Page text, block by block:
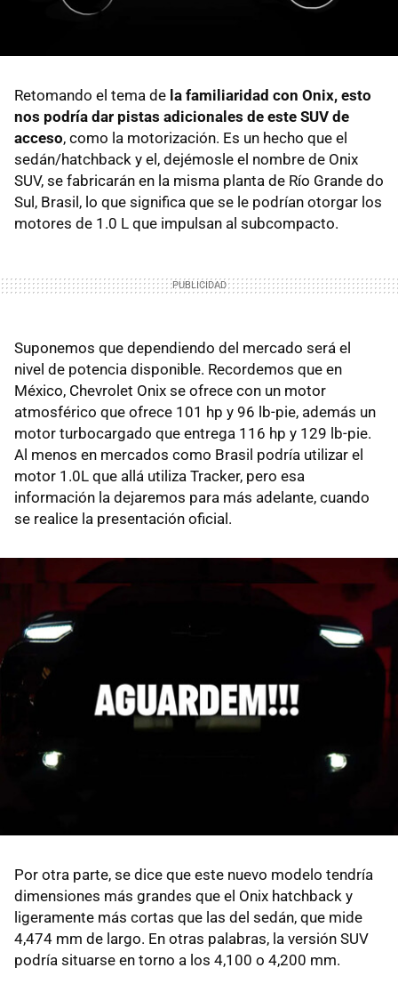
Retomando el tema de la familiaridad con Onix, esto
nos podría dar pistas adicionales de este SUV de
acceso, como la motorización. Es un hecho que el
sedán/hatchback y el, dejémosle el nombre de Onix
SUV, se fabricarán en la misma planta de Río Grande do
Sul, Brasil, lo que significa que se le podrían otorgar los
motores de 1.0 L que impulsan al subcompacto.
Suponemos que dependiendo del mercado será el
nivel de potencia disponible. Recordemos que en
México, Chevrolet Onix se ofrece con un motor
atmosférico que ofrece 101 hp y 96 lb-pie, además un
motor turbocargado que entrega 116 hp y 129 lb-pie.
Al menos en mercados como Brasil podría utilizar el
motor 1.0L que allá utiliza Tracker, pero esa
información la dejaremos para más adelante, cuando
se realice la presentación oficial.
Por otra parte, se dice que este nuevo modelo tendría
dimensiones más grandes que el Onix hatchback y
ligeramente más cortas que las del sedán, que mide
4,474 mm de largo. En otras palabras, la versión SUV
podría situarse en torno a los 4,100 o 4,200 mm.